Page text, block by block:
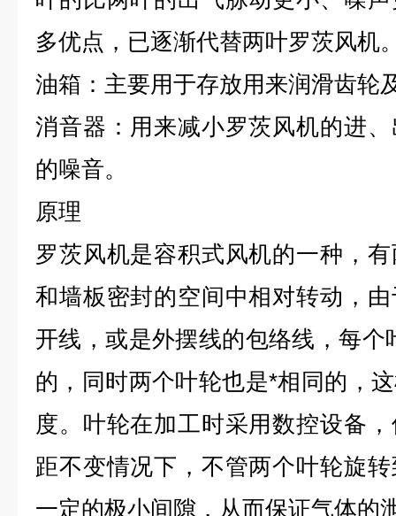
多优点，已逐渐代替两叶罗茨风机
油箱：主要用于存放用来润滑齿轮
消音器：用来减小罗茨风机的进
的噪音。
原理
罗茨风机是容积式风机的一种，
和墙板密封的空间中相对转动，
开线，或是外摆线的包络线，每
的，同时两个叶轮也是*相同的，
度。叶轮在加工时采用数控设备
距不变情况下，不管两个叶轮旋
一定的极小间隙，从而保证气体的